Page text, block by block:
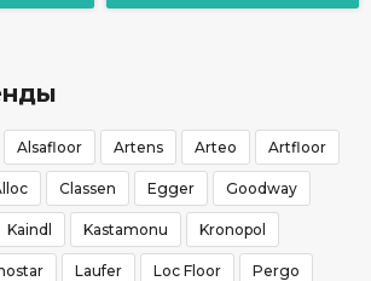
Alsafloor Artens Arteo Artfloor
Classen Egger Goodway
Kaindl Kastamonu Kronopol
Laufer Loc Floor Pergo